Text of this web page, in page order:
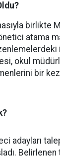
birlikte
atama
okul
bir
adayları